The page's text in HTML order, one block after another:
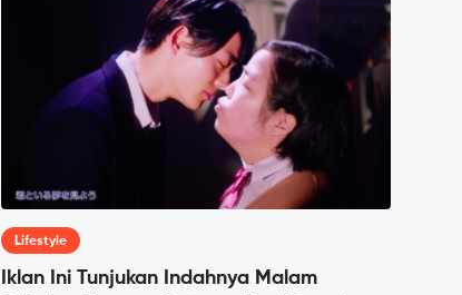
Lifestyle
Iklan Ini Tunjukan Indahnya Malam